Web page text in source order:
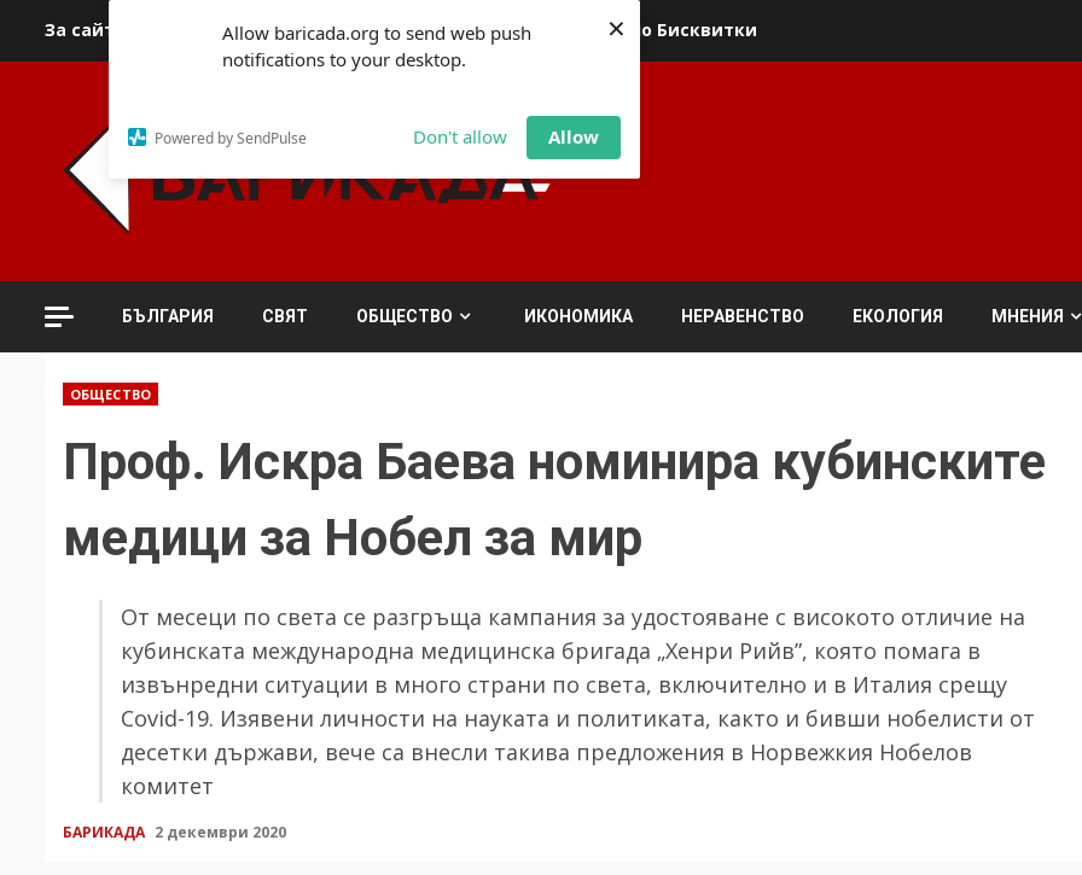
Allow baricada.org to send web push
notifications to your desktop.
Powered by SendPulse Don't allow Allow
×
За сайта За контакти За реклама Политика относно Бисквитки
БЪЛГАРИЯ СВЯТ ОБЩЕСТВО ИКОНОМИКА НЕРАВЕНСТВО ЕКОЛОГИЯ МНЕНИЯ
ОБЩЕСТВО
Проф. Искра Баева номинира кубинските
медици за Нобел за мир
От месеци по света се разгръща кампания за удостояване с високото отличие на
кубинската международна медицинска бригада „Хенри Рийв”, която помага в
извънредни ситуации в много страни по света, включително и в Италия срещу
Covid-19. Изявени личности на науката и политиката, както и бивши нобелисти от
десетки държави, вече са внесли такива предложения в Норвежкия Нобелов
комитет
БАРИКАДА 2 декември 2020